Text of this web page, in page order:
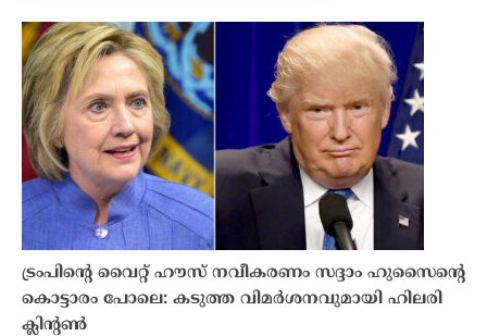
ട്രംപിൻ്റെ വൈറ്റ് ഹൗസ് നവീകരണം സദ്ദാം ഹുസൈൻ്റെ
കൊട്ടാരം പോലെ: കടുത്ത വിമർശനവുമായി ഹിലരി
ക്ലിൻ്റൺ